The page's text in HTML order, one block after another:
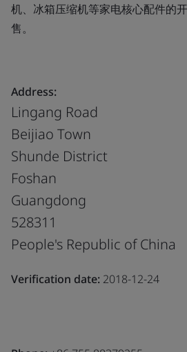
机、冰箱压缩机等家电核心配件的
售。
Address:
Lingang Road
Beijiao Town
Shunde District
Foshan
Guangdong
528311
People's Republic of China
Verification date: 2018-12-24